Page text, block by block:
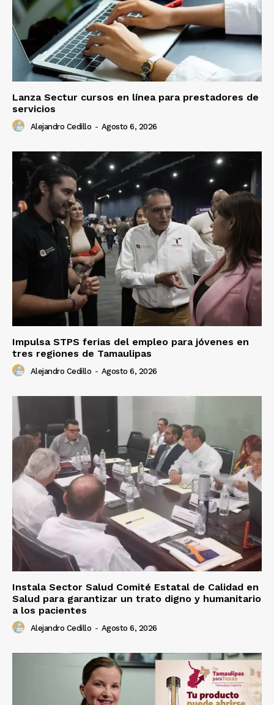
Lanza Sectur cursos en línea para prestadores de
servicios
Alejandro Cedillo - Agosto 6, 2026
Impulsa STPS ferias del empleo para jóvenes en
tres regiones de Tamaulipas
Alejandro Cedillo - Agosto 6, 2026
Instala Sector Salud Comité Estatal de Calidad en
Salud para garantizar un trato digno y humanitario
a los pacientes
Alejandro Cedillo - Agosto 6, 2026